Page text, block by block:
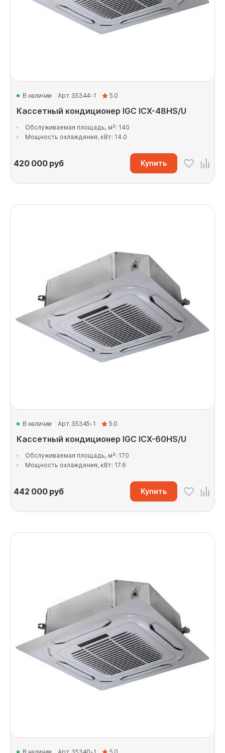
В наличии Арт. 35344-1 5.0
Кассетный кондиционер IGC ICX-48HS/U
Обслуживаемая площадь, м²: 140
Мощность охлаждения, кВт: 14.0
420 000руб Купить
В наличии Арт. 35345-1 5.0
Кассетный кондиционер IGC ICX-60HS/U
Обслуживаемая площадь, м²: 170
Мощность охлаждения, кВт: 17.6
442 000руб Купить